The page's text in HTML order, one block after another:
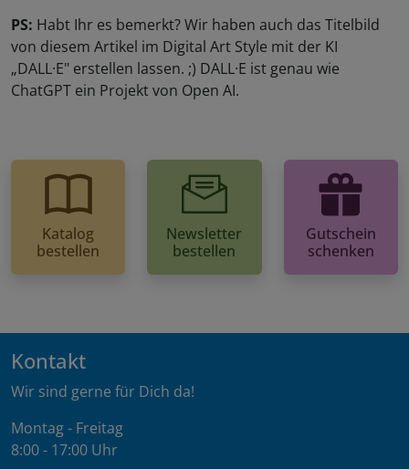
PS: Habt Ihr es bemerkt? Wir haben auch das Titelbild
von diesem Artikel im Digital Art Style mit der KI
„DALL·E" erstellen lassen. ;) DALL·E ist genau wie
ChatGPT ein Projekt von Open AI.
Katalog
bestellen
Newsletter
bestellen
Gutschein
schenken
Kontakt
Wir sind gerne für Dich da!
Montag - Freitag
8:00 - 17:00 Uhr